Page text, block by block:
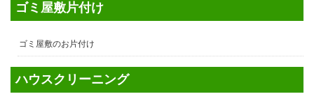
ゴミ屋敷片付け
ゴミ屋敷のお片付け
ハウスクリーニング